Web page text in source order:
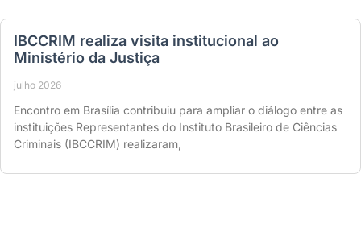
IBCCRIM realiza visita institucional ao
Ministério da Justiça
julho 2026
Encontro em Brasília contribuiu para ampliar o diálogo entre as
instituições Representantes do Instituto Brasileiro de Ciências
Criminais (IBCCRIM) realizaram,